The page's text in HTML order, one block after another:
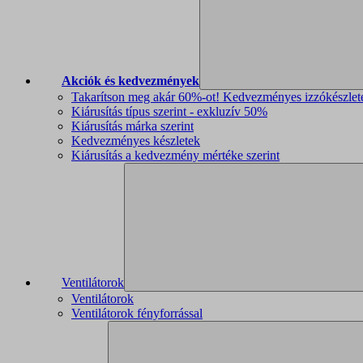
Akciók és kedvezmények
Takarítson meg akár 60%-ot! Kedvezményes
Kiárusítás típus szerint - exkluzív 50%
Kiárusítás márka szerint
Kedvezményes készletek
Kiárusítás a kedvezmény mértéke szerint
Ventilátorok
Ventilátorok
Ventilátorok fényforrással